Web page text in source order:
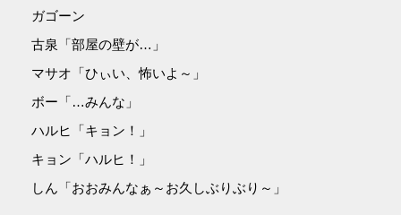
ガゴーン
古泉「部屋の壁が…」
マサオ「ひぃい、怖いよ～」
ボー「…みんな」
ハルヒ「キョン！」
キョン「ハルヒ！」
しん「おおみんなぁ～お久しぶりぶり～」